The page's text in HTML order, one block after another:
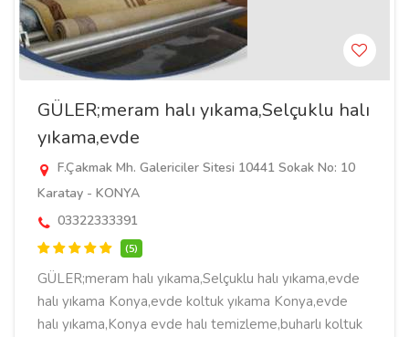
GÜLER;meram halı yıkama,Selçuklu halı
yıkama,evde
F.Çakmak Mh. Galericiler Sitesi 10441 Sokak No: 10
Karatay - KONYA
03322333391
(5)
GÜLER;meram halı yıkama,Selçuklu halı yıkama,evde
halı yıkama Konya,evde koltuk yıkama Konya,evde
halı yıkama,Konya evde halı temizleme,buharlı koltuk